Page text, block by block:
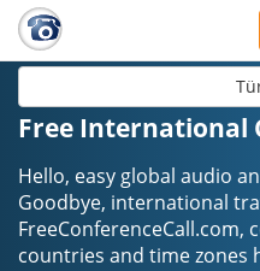
Free International
Hello, easy global audio
Goodbye, international
FreeConferenceCall.com,
countries and time zones